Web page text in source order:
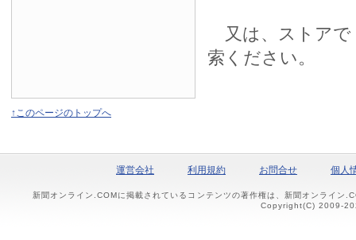
又は、ストアで
索ください。
↑このページのトップへ
運営会社 利用規約 お問合せ 個人
新聞オンライン.COMに掲載されているコンテンツの著作権は、新聞オンライン
Copyright(C) 2009-